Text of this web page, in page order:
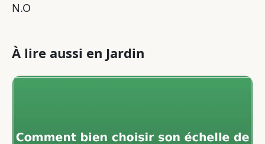
N.O
À lire aussi en Jardin